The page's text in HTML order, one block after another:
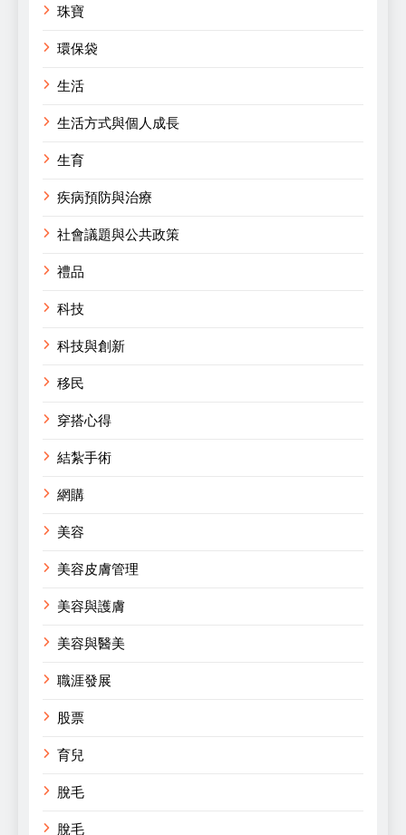
珠寶
環保袋
生活
生活方式與個人成長
生育
疾病預防與治療
社會議題與公共政策
禮品
科技
科技與創新
移民
穿搭心得
結紮手術
網購
美容
美容皮膚管理
美容與護膚
美容與醫美
職涯發展
股票
育兒
脫毛
脫毛